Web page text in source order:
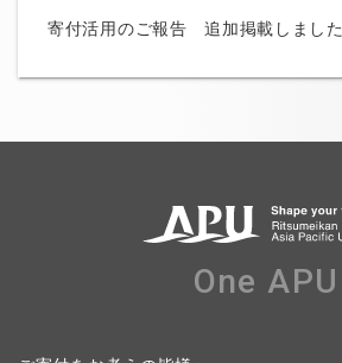
寄付活用のご報告 追加掲載しました
One APU